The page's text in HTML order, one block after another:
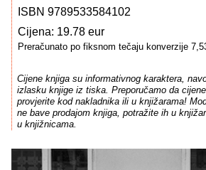
ISBN 9789533584102
Cijena: 19.78 eur
Preračunato po fiksnom tečaju konverzije
Cijene knjiga su informativnog karaktera,
izlasku knjige iz tiska. Preporučamo da
provjerite kod nakladnika ili u knjižarama!
ne bave prodajom knjiga, potražite ih u
u knjižnicama.